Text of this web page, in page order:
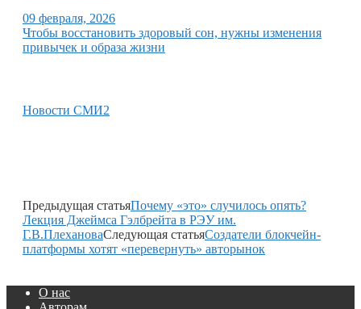
09 февраля, 2026
Чтобы восстановить здоровый сон, нужны изменения
привычек и образа жизни
Новости СМИ2
Предыдущая статьяПочему «это» случилось опять?
Лекция Джеймса Гэлбрейта в РЭУ им.
Г.В.ПлехановаСледующая статьяСоздатели блокчейн-
платформы хотят «перевернуть» авторынок
О нас